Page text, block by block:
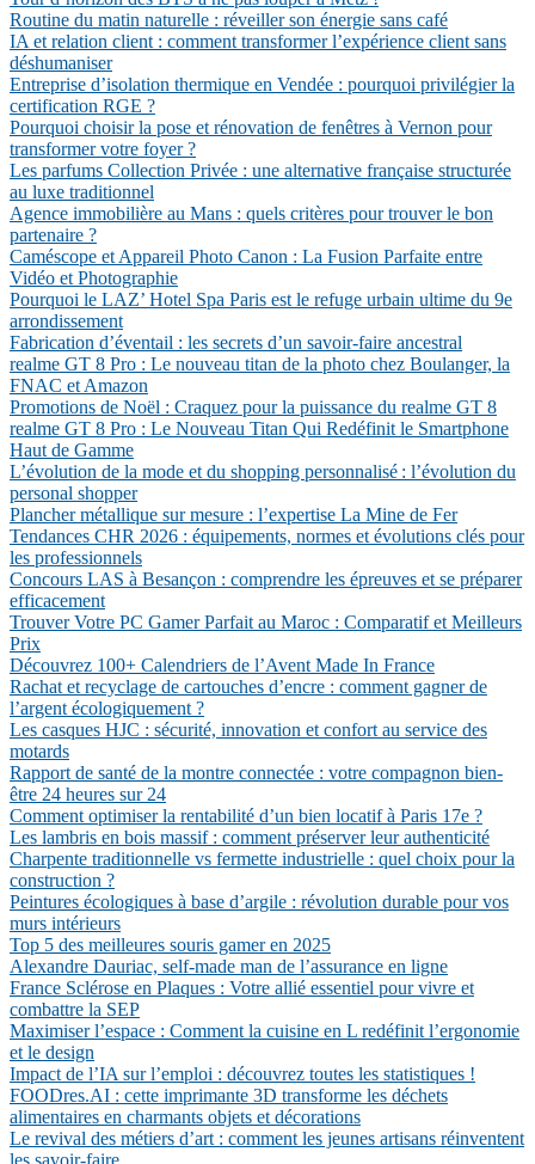
Routine du matin naturelle : réveiller son énergie sans café
IA et relation client : comment transformer l’expérience client sans
déshumaniser
Entreprise d’isolation thermique en Vendée : pourquoi privilégier la
certification RGE ?
Pourquoi choisir la pose et rénovation de fenêtres à Vernon pour
transformer votre foyer ?
Les parfums Collection Privée : une alternative française structurée
au luxe traditionnel
Agence immobilière au Mans : quels critères pour trouver le bon
partenaire ?
Caméscope et Appareil Photo Canon : La Fusion Parfaite entre
Vidéo et Photographie
Pourquoi le LAZ’ Hotel Spa Paris est le refuge urbain ultime du 9e
arrondissement
Fabrication d’éventail : les secrets d’un savoir-faire ancestral
realme GT 8 Pro : Le nouveau titan de la photo chez Boulanger, la
FNAC et Amazon
Promotions de Noël : Craquez pour la puissance du realme GT 8
realme GT 8 Pro : Le Nouveau Titan Qui Redéfinit le Smartphone
Haut de Gamme
L’évolution de la mode et du shopping personnalisé : l’évolution du
personal shopper
Plancher métallique sur mesure : l’expertise La Mine de Fer
Tendances CHR 2026 : équipements, normes et évolutions clés pour
les professionnels
Concours LAS à Besançon : comprendre les épreuves et se préparer
efficacement
Trouver Votre PC Gamer Parfait au Maroc : Comparatif et Meilleurs
Prix
Découvrez 100+ Calendriers de l’Avent Made In France
Rachat et recyclage de cartouches d’encre : comment gagner de
l’argent écologiquement ?
Les casques HJC : sécurité, innovation et confort au service des
motards
Rapport de santé de la montre connectée : votre compagnon bien-
être 24 heures sur 24
Comment optimiser la rentabilité d’un bien locatif à Paris 17e ?
Les lambris en bois massif : comment préserver leur authenticité
Charpente traditionnelle vs fermette industrielle : quel choix pour la
construction ?
Peintures écologiques à base d’argile : révolution durable pour vos
murs intérieurs
Top 5 des meilleures souris gamer en 2025
Alexandre Dauriac, self-made man de l’assurance en ligne
France Sclérose en Plaques : Votre allié essentiel pour vivre et
combattre la SEP
Maximiser l’espace : Comment la cuisine en L redéfinit l’ergonomie
et le design
Impact de l’IA sur l’emploi : découvrez toutes les statistiques !
FOODres.AI : cette imprimante 3D transforme les déchets
alimentaires en charmants objets et décorations
Le revival des métiers d’art : comment les jeunes artisans réinventent
les savoir-faire